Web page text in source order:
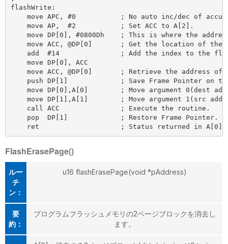
flashWrite:
move APC, #0           ; No auto inc/dec of
    move AP,  #2           ; Set ACC to A[2].
move DP[0], #0800Dh    ; This is where the
move ACC, @DP[0]       ; Get the location of the
add  #14               ; Add the index to the
    move DP[0], ACC
move ACC, @DP[0]       ; Retrieve the address of
push DP[1]             ; Save Frame Pointer on
move DP[0],A[0]        ; Move argument 0(dest
move DP[1],A[1]        ; Move argument 1(src
    call ACC               ; Execute the routine.
    pop  DP[1]             ; Restore Frame Pointer.
FlashErasePage()
ルー
チ
ン：
u16 flashErasePage(void *pAddress)
要
約：
プログラムフラッシュメモリの2ページブロックを消去し
ます。